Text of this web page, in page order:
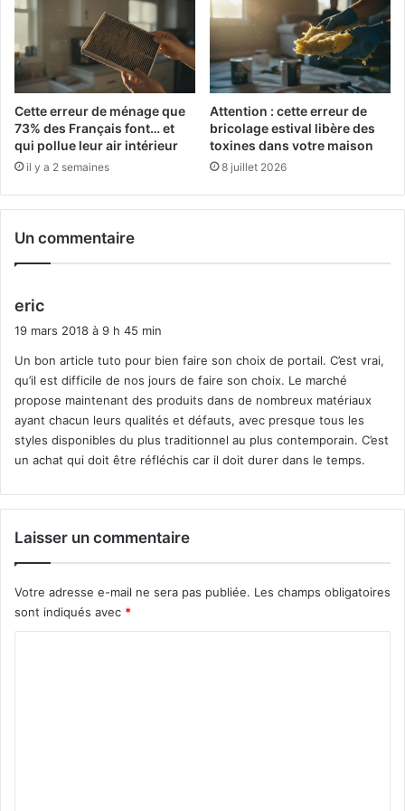
Le portail autoportant supprime le rail au sol. Il se suspend
sur un chariot motorisé fixé au pilier, glissant dans les airs
grâce à un système de contrepoids. Cette technologie
évite tout obstacle au sol et facilite le passage des
véhicules larges ou des équipements de déneigement.
Le coût d’achat grimpe de 30 à 50 % par rapport au
l’autoportant une réponse pérenne.
Adapter le mécanisme à la
circulation réelle
Chaque type de portail réagit différemment à la fréquence
d’usage. Un portail battant motorisé supporte jusqu’à 15
cycles d’ouverture par jour, idéal pour une maison
familiale isolée. Le coulissant autorise 30 cycles
quotidiens, adapté aux habitations avec activité
excessive. Sous-estimer cette variable provoque une
usure prématuréedes moteurs et des gonds, obligeant au
remplacement avant 10 ans. Le marché des portails en
France représente environ 500 000 unités par an, mais les
retours SAV liés à un mauvais dimensionnement
Cette erreur de ménage que
73% des Français font… et
qui pollue leur air intérieur
il y a 2 semaines
Attention : cette erreur de
bricolage estival libère des
toxines dans votre maison
8 juillet 2026
Un commentaire
eric
:
19 mars 2018 à 9 h 45 min
Un bon article tuto pour bien faire son choix de portail. C’est vrai,
qu’il est difficile de nos jours de faire son choix. Le marché
propose maintenant des produits dans de nombreux matériaux
ayant chacun leurs qualités et défauts, avec presque tous les
styles disponibles du plus traditionnel au plus contemporain. C’est
un achat qui doit être réfléchis car il doit durer dans le temps.
Laisser un commentaire
Votre adresse e-mail ne sera pas publiée. Les champs obligatoires
sont indiqués avec *